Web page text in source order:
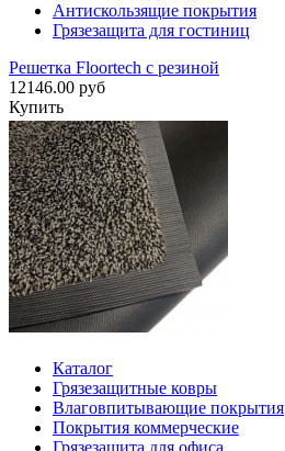
Антискользящие покрытия
Грязезащита для гостиниц
Решетка Floortech с резиной
12146.00 руб
Купить
Каталог
Грязезащитные ковры
Влаговпитывающие покрытия
Покрытия коммерческие